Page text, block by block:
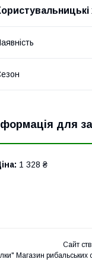
для
1 328 ₴
Сайт